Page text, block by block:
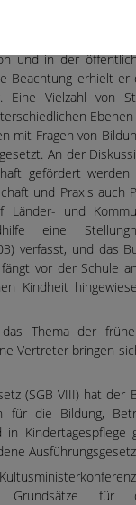
und
und in der
Beachtung erhielt er
Eine Vielzahl von
mit Fragen von
An der
gefördert
und Praxis auch
und
eine
verfasst, und das
vor der Schule
Kindheit
Thema der
Vertreter bringen
(SGB VIII) hat der
für die Bildung,
Kindertagespflege
Grundsätze